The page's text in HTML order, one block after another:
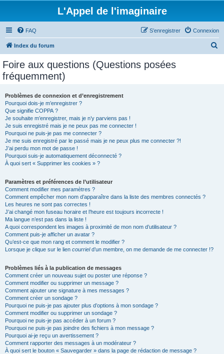
L'Appel de l'imaginaire
FAQ Connexion
S’enregistrer
Index du forum
Foire aux questions (Questions posées
fréquemment)
Problèmes de connexion et d’enregistrement
Pourquoi dois-je m’enregistrer ?
Que signifie COPPA ?
Je souhaite m’enregistrer, mais je n’y parviens pas !
Je suis enregistré mais je ne peux pas me connecter !
Pourquoi ne puis-je pas me connecter ?
Je me suis enregistré par le passé mais je ne peux plus me connecter ?!
J’ai perdu mon mot de passe !
Pourquoi suis-je automatiquement déconnecté ?
À quoi sert « Supprimer les cookies » ?
Paramètres et préférences de l’utilisateur
Comment modifier mes paramètres ?
Comment empêcher mon nom d’apparaître dans la liste des membres connectés ?
Les heures ne sont pas correctes !
J’ai changé mon fuseau horaire et l’heure est toujours incorrecte !
Ma langue n’est pas dans la liste !
A quoi correspondent les images à proximité de mon nom d’utilisateur ?
Comment puis-je afficher un avatar ?
Qu’est-ce que mon rang et comment le modifier ?
Lorsque je clique sur le lien courrield’un membre, on me demande de me connecter !?
Problèmes liés à la publication de messages
Comment créer un nouveau sujet ou poster une réponse ?
Comment modifier ou supprimer un message ?
Comment ajouter une signature à mes messages ?
Comment créer un sondage ?
Pourquoi ne puis-je pas ajouter plus d’options à mon sondage ?
Comment modifier ou supprimer un sondage ?
Pourquoi ne puis-je pas accéder à un forum ?
Pourquoi ne puis-je pas joindre des fichiers à mon message ?
Pourquoi ai-je reçu un avertissement ?
Comment rapporter des messages à un modérateur ?
À quoi sert le bouton « Sauvegarder » dans la page de rédaction de message ?